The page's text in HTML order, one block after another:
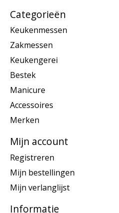
Categorieën
Keukenmessen
Zakmessen
Keukengerei
Bestek
Manicure
Accessoires
Merken
Mijn account
Registreren
Mijn bestellingen
Mijn verlanglijst
Informatie